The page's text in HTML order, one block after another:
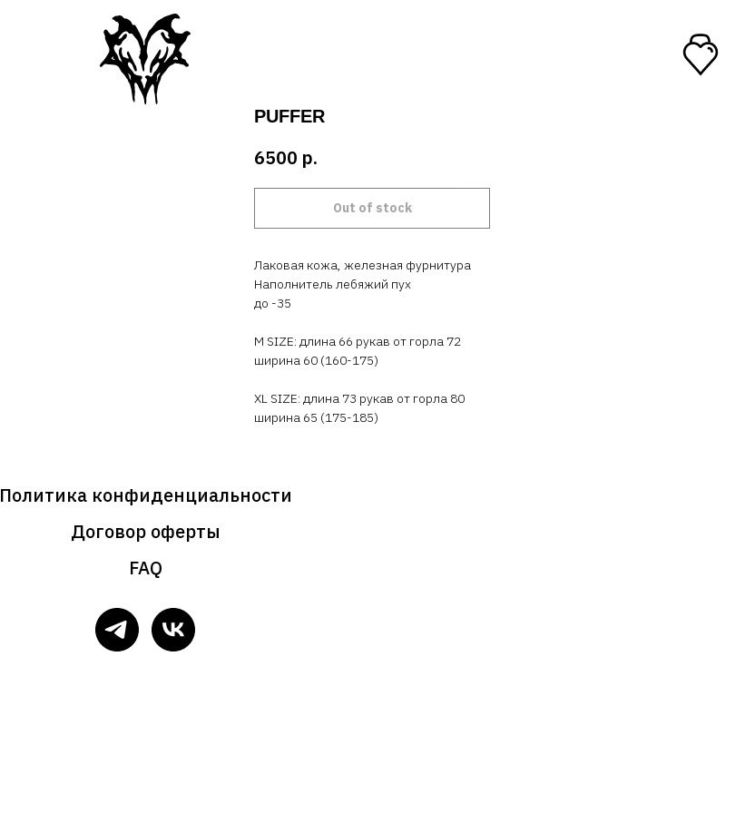
PUFFER
6500 р.
Out of stock
Лаковая кожа, железная фурнитура
Наполнитель лебяжий пух
до -35
M SIZE: длина 66 рукав от горла 72
ширина 60 (160-175)
XL SIZE: длина 73 рукав от горла 80
ширина 65 (175-185)
Политика конфиденциальности
Договор оферты
FAQ